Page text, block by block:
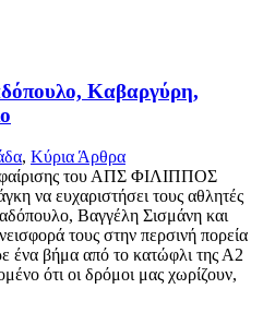
Καβαργύρη,
, Κύρια Άρθρα
του ΑΠΣ ΦΙΛΙΠΠΟΣ
να ευχαριστήσει τους αθλητές
Βαγγέλη Σισμάνη και
τους στην περσινή πορεία
ένα βήμα από το κατώφλι της Α2
ότι οι δρόμοι μας χωρίζουν,